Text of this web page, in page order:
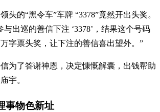
头的“黑令车”车牌 “3378”竟然开出头奖。
出巡的善信下注 ‘3378’，结果这个号码
字票头奖，让下注的善信喜出望外。”
为了答谢神恩，决定慷慨解囊，出钱帮助
宇。
事物色新址